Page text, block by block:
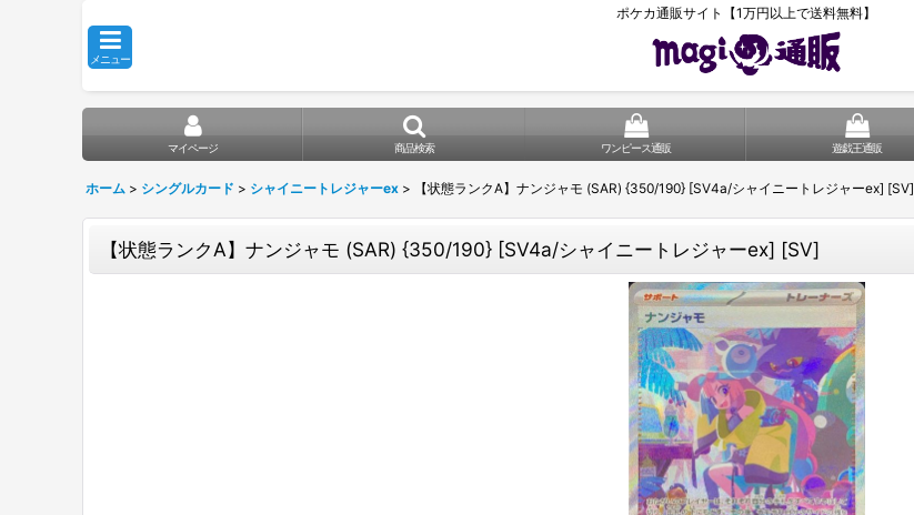
ポケカ通販サイト【1万円以上で送料無料】
メニュー
マイページ 商品検索 ワンピース通販 遊戯王通販
ホーム > シングルカード > シャイニートレジャーex > 【状態ランクA】ナンジャモ (SAR) {350/190} [SV4a/シャイニートレジャーex] [SV]
【状態ランクA】ナンジャモ (SAR) {350/190} [SV4a/シャイニートレジャーex] [SV]